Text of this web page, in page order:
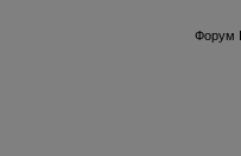
Форум